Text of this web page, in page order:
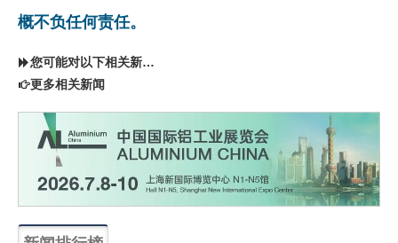
概不负任何责任。
您可能对以下相关新闻同样感兴趣
更多相关新闻